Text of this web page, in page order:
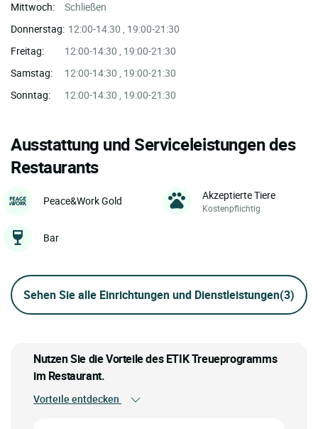
Mittwoch:
Schließen
Donnerstag: 12:00-14:30 , 19:00-21:30
Freitag:
12:00-14:30 , 19:00-21:30
Samstag:
12:00-14:30 , 19:00-21:30
Sonntag:
12:00-14:30 , 19:00-21:30
Ausstattung und Serviceleistungen des
Restaurants
Peace&Work Gold Akzeptierte Tiere
Kostenpflichtig
Bar
Sehen Sie alle Einrichtungen und Dienstleistungen(3)
Nutzen Sie die Vorteile des ETIK Treueprogramms
im Restaurant.
Vorteile entdecken